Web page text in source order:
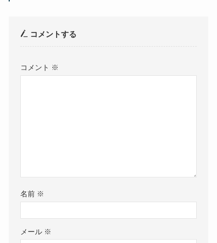
コメントする
コメント ※
名前 ※
メール ※